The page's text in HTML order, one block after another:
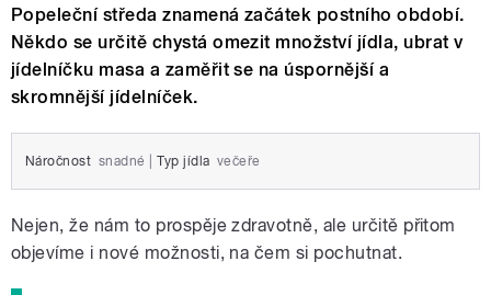
Popeleční středa znamená začátek postního období.
Někdo se určitě chystá omezit množství jídla, ubrat v
jídelníčku masa a zaměřit se na úspornější a
skromnější jídelníček.
Náročnost snadné Typ jídla večeře
Nejen, že nám to prospěje zdravotně, ale určitě přitom
objevíme i nové možnosti, na čem si pochutnat.